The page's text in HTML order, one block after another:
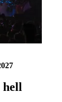
hell